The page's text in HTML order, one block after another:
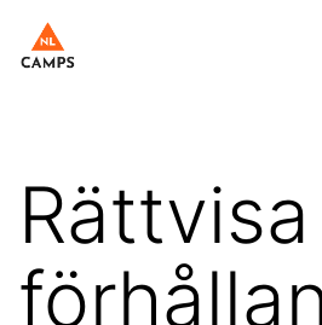
Hoppa
till Nlcamps.se
Rättvisa